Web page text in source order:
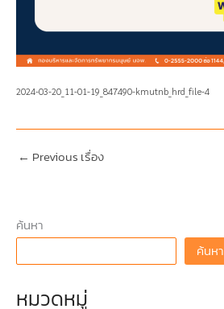
2024-03-20_11-01-19_847490-kmutnb_hrd_file-4
← Previous เรื่อง
ค้นหา
ค้นหา
หมวดหมู่